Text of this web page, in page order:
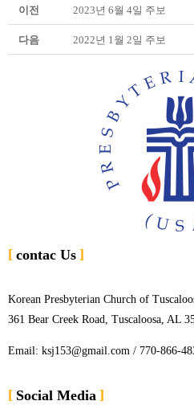
이전 2023년 6월 4일 주보
다음 2022년 1월 2일 주보
contac Us
Korean Presbyterian Church of
361 Bear Creek Road, Tuscaloosa, AL
Email: ksj153@gmail.com / 770-866-
Social Media